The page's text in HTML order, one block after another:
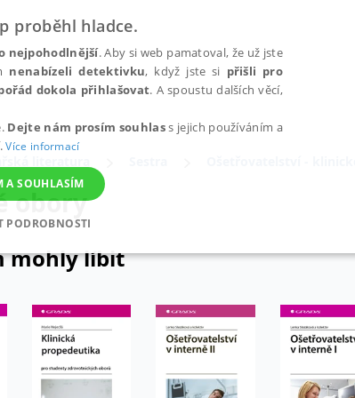
obory
mohly líbit
proběhl hladce.
nejpohodlnější. Aby si web pamatoval, že už jste
nenabízeli detektivku, když jste si přišli pro
dokola přihlašovat. A spoustu dalších věcí,
Dejte nám prosím souhlass jejich používáním a
Více informací
A SOUHLASÍM
PODROBNOSTI
FUNKČNÍ NEZAŘAZENÉ SOUBORY
Funkční Nezařazené soubory
účtu. Webové stránky nelze bez nezbytně nutných souborů cookie